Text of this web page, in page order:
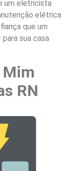
um eletricista
elétrica
que um
sua casa
RN